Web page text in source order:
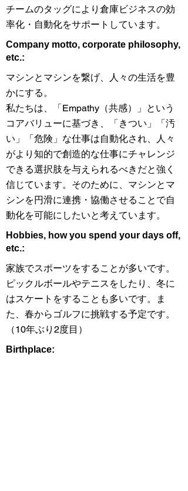
チームのタッグにより倉庫ビジネスの効
率化・自動化をサポートしています。
​Company motto, corporate philosophy,
etc.:
マシンとマシンを繋げ、人々の生活を豊
かにする。
私たちは、「Empathy（共感）」という
コアバリューに基づき、「きつい」「汚
い」「危険」な仕事は自動化され、人々
がより知的で創造的な仕事にチャレンジ
できる選択肢を与えられるべきだと強く
信じています。そのために、マシンとマ
シンを円滑に連携・協働させることで自
動化を可能にしたいと考えています。
Hobbies, how you spend your days off,
etc.:
家族でスポーツをすることが多いです。
ピックルボールやテニスをしたり、冬に
はスケートをすることも多いです。ま
た、春からゴルフに挑戦する予定です。
（10年ぶり2度目）
Birthplace: